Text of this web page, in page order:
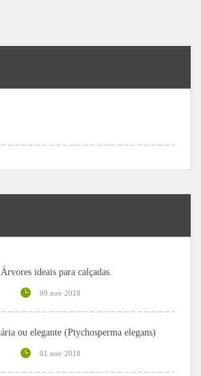
ideais para calçadas.
09 nov 2018
ou elegante (Ptychosperma elegans)
01 nov 2018